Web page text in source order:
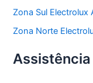
Zona Sul Electrolux
Zona Norte
Assistência